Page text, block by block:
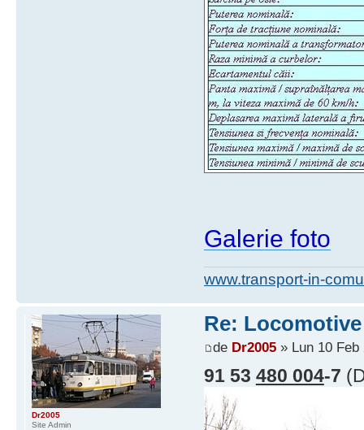
Galerie foto
www.transport-in-
Re:
de Dr2005» Lun 10 Feb
91 53 480 004-7
Dr2005
Site Admin